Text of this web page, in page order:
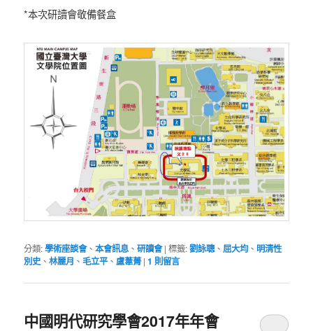
*本次研讀會敬備餐盒
分類:學術座談會、本會訊息 、研讀會 |標籤:劉詠聰、 屈大均、 明清性
別史 、林麗月 、毛立平、 盧葦菁 |1 則留言
中國明代研究學會2017年年會